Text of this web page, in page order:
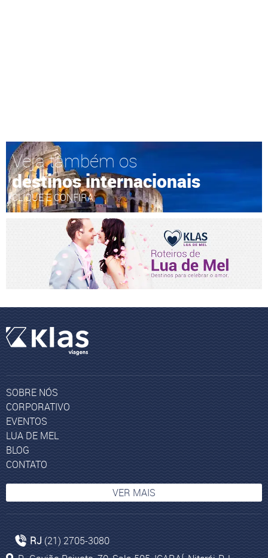
Veja também os
destinos internacionais
CLIQUE E CONFIRA
SOBRE NÓS
CORPORATIVO
EVENTOS
LUA DE MEL
BLOG
CONTATO
VER MAIS
Viagem para o Peru
RJ (21) 2705-3080